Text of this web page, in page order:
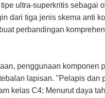
ultra-superkritis sebagai
dari tiga jenis skema anti
perbandingan
penggunaan komponen
lapisan. "Pelapis dan
kelas C4; Menurut daya